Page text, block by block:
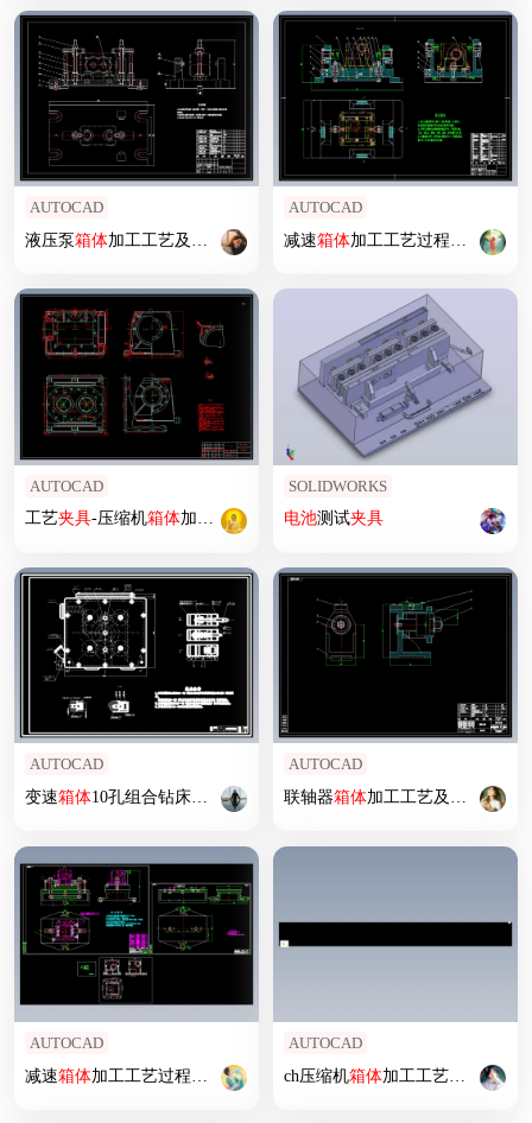
AUTOCAD
液压泵箱体加工工艺及 夹具设计
AUTOCAD
减速箱体加工工艺过程及镗孔 夹具
AUTOCAD
工艺夹具-压缩机箱体加工工艺及 夹具设计
SOLIDWORKS
电池测试夹具
AUTOCAD
变速箱体10孔组合钻床及 夹具设计
AUTOCAD
联轴器箱体加工工艺及钻φ10孔
AUTOCAD
减速箱体加工工艺过程及铣顶面 夹具设计
AUTOCAD
ch压缩机箱体加工工艺及 夹具设计